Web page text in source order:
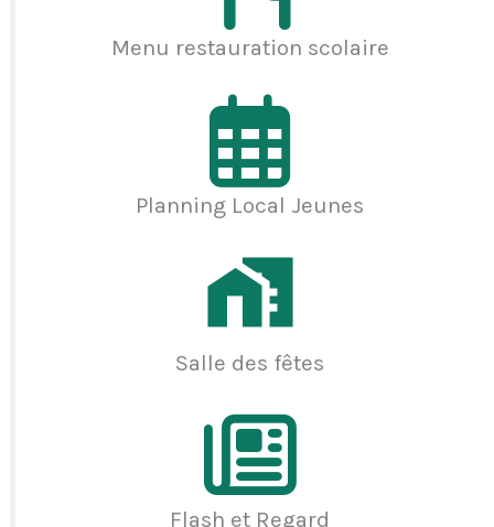
Menu restauration scolaire
Planning Local Jeunes
Salle des fêtes
Flash et Regard